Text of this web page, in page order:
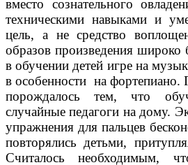
вместо сознательного
техническими навыками и
цель, а не средство
образов произведения
в обучении детей игре на
в особенности на фортепиано.
порождалось тем, что
случайные педагоги на дому.
упражнения для пальцев
повторялись детьми,
Считалось необходимым,